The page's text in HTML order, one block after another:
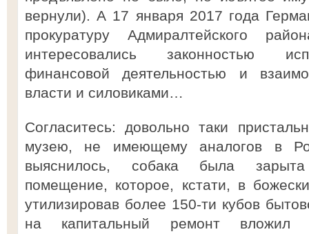
вернули). А 17 января 2017 года
прокуратуру Адмиралтейского
интересовались законностью
финансовой деятельностью и
власти и силовиками…
Согласитесь: довольно таки
музею, не имеющему аналогов в
выяснилось, собака была зарыта
помещение, которое, кстати, в
утилизировав более 150-ти кубов
на капитальный ремонт вложил